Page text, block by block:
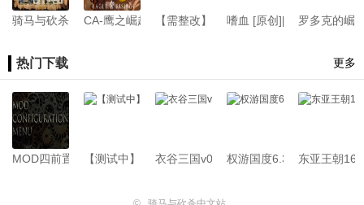
骑马与砍杀战团23MOD典藏中文版
CA-鹰之崛起[支持1.3.15][汉化版]必须要战帆DLC！
【需整改】鹰之崛起【支持1.315＆兼容
嗜血 [原创][战场无双][杀
罗多克的崛
热门下载 更多
MOD四前置[支持1.4.x-1.1.x]26.07.22
【测试中】新版骑砍中文站Mod管理器
衣谷三国v0.1.3.61[支持1.2.12][Demo版
权游国度6.3.3[支持1.2.12-
东亚王朝